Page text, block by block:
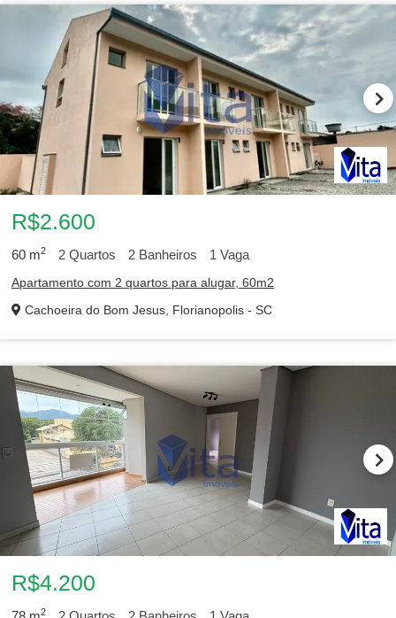
R$2.600
60 m2 2 Quartos 2 Banheiros 1 Vaga
Apartamento com 2 quartos para alugar, 60m2
Cachoeira do Bom Jesus, Florianopolis - SC
R$4.200
2